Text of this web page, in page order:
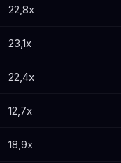
22,8x
23,1x
22,4x
12,7x
18,9x